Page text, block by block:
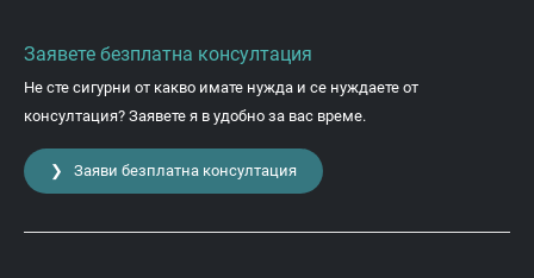
Заявете безплатна консултация
Не сте сигурни от какво имате нужда и се нуждаете от
консултация? Заявете я в удобно за вас време.
❯ Заяви безплатна консултация